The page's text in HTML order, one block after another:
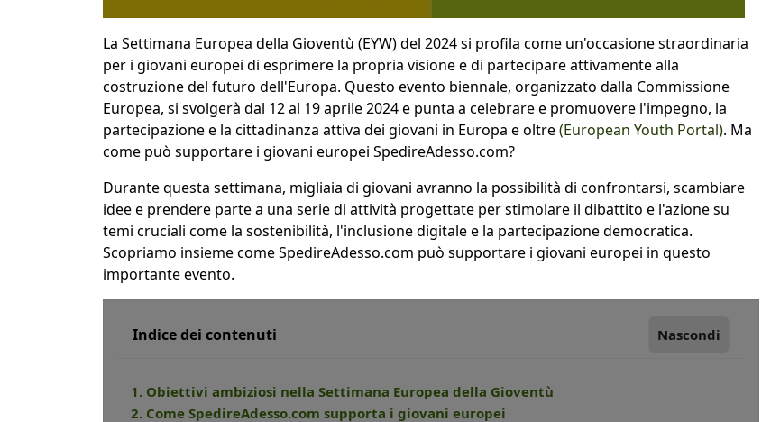
La Settimana Europea della Gioventù (EYW) del 2024 si profila come un'occasione straordinaria
per i giovani europei di esprimere la propria visione e di partecipare attivamente alla
costruzione del futuro dell'Europa. Questo evento biennale, organizzato dalla Commissione
Europea, si svolgerà dal 12 al 19 aprile 2024 e punta a celebrare e promuovere l'impegno, la
partecipazione e la cittadinanza attiva dei giovani in Europa e oltre(European Youth Portal). Ma
come può supportare i giovani europei SpedireAdesso.com?
Durante questa settimana, migliaia di giovani avranno la possibilità di confrontarsi, scambiare
idee e prendere parte a una serie di attività progettate per stimolare il dibattito e l'azione su
temi cruciali come la sostenibilità, l'inclusione digitale e la partecipazione democratica.
Scopriamo insieme come SpedireAdesso.com può supportare i giovani europei in questo
importante evento.
Indice dei contenuti Nascondi
1. Obiettivi ambiziosi nella Settimana Europea della Gioventù
2. Come SpedireAdesso.com supporta i giovani europei